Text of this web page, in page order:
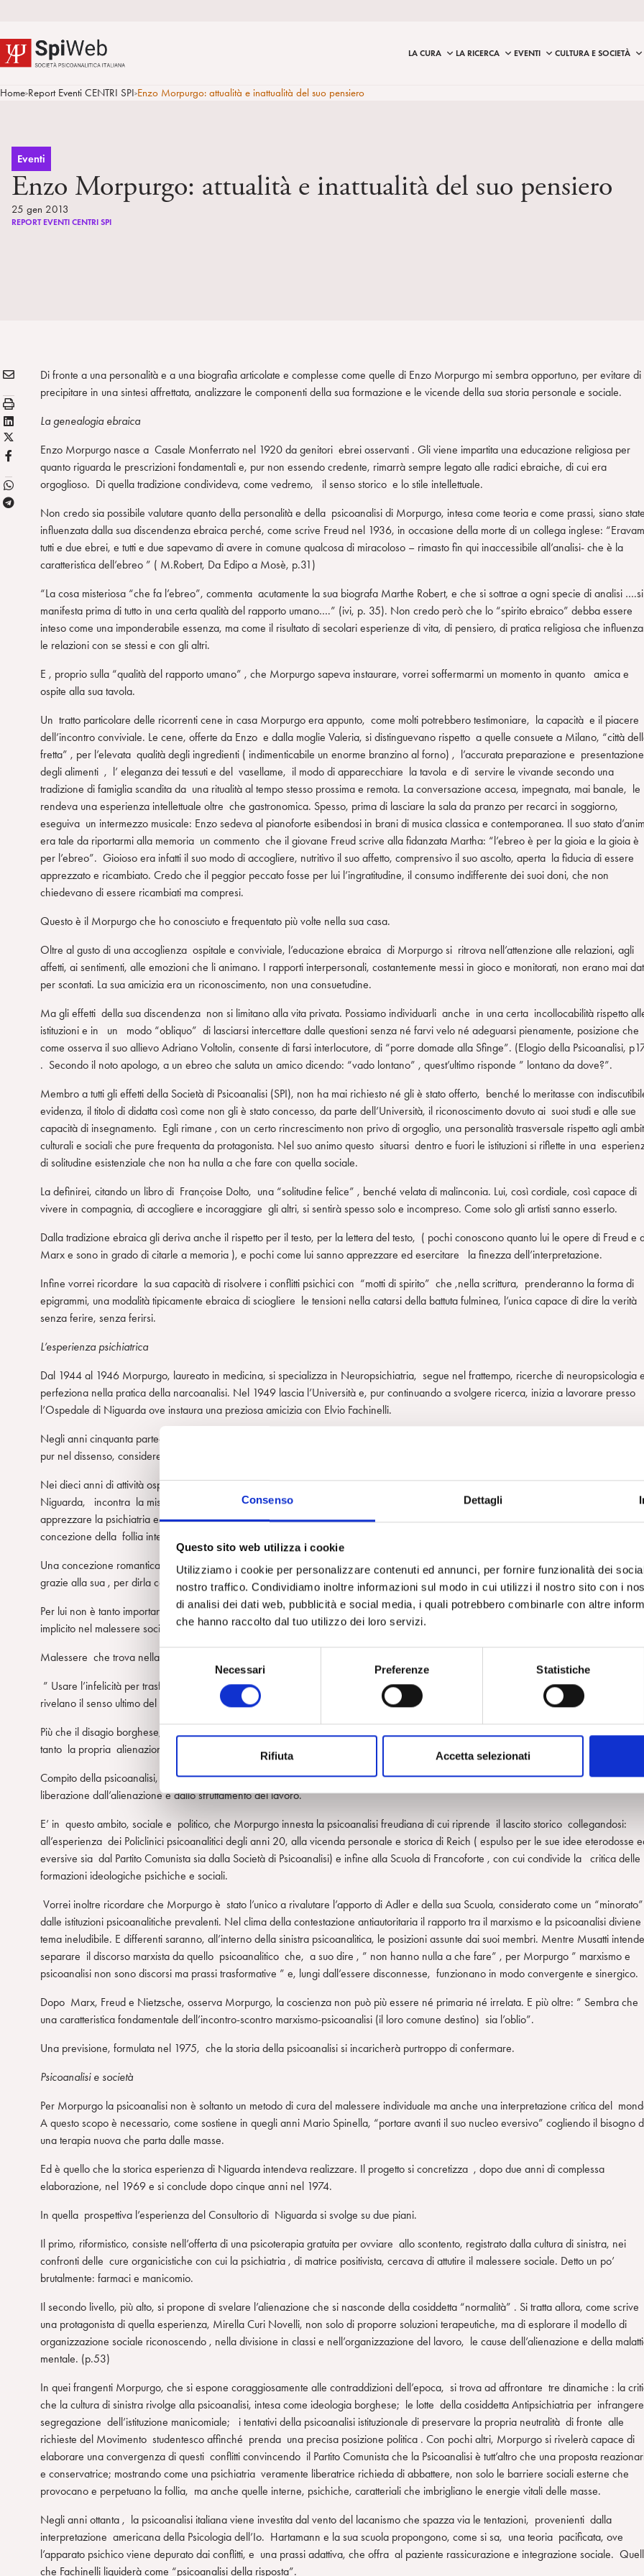
Consenso Dettagli
Questo sito web utilizza i cookie
Utilizziamo i cookie per personalizzare contenuti ed annunci, per fornire funzionalità dei
nostro traffico. Condividiamo inoltre informazioni sul modo in cui utilizzi il nostro sito con i
di analisi dei dati web, pubblicità e social media, i quali potrebbero combinarle con altre
che hanno raccolto dal tuo utilizzo dei loro servizi.
S
l
z
i
e
e
l
c
o
Necessari Preferenze Statistiche
Rifiuta Accetta selezionati
LA CURA LA RICERCA EVENTI CULTURA E SOCIETÀ
Home>Report Eventi CENTRI SPI>Enzo Morpurgo: attualità e inattualità del suo pensiero
Eventi
Enzo Morpurgo: attualità e inattualità del suo pensiero
25 gen 2013
REPORT EVENTI CENTRI SPI
Condividi:
E
A
I
L
S
t
a
m
a
L
i
n
e
d
X
/
w
i
F
T
Di fronte a una personalità e a una biografia articolate e complesse come quelle di Enzo Morpurgo mi sembra opportuno, per evitare di
precipitare in una sintesi affrettata, analizzare le componenti della sua formazione e le vicende della sua storia personale e sociale.
La genealogia ebraica
Enzo Morpurgo nasce a Casale Monferrato nel 1920 da genitori ebrei osservanti . Gli viene impartita una educazione religiosa per
quanto riguarda le prescrizioni fondamentali e, pur non essendo credente, rimarrà sempre legato alle radici ebraiche, di cui era
orgoglioso. Di quella tradizione condivideva, come vedremo, il senso storico e lo stile intellettuale.
Non credo sia possibile valutare quanto della personalità e della psicoanalisi di Morpurgo, intesa come teoria e come prassi, siano state
influenzata dalla sua discendenza ebraica perché, come scrive Freud nel 1936, in occasione della morte di un collega inglese:
tutti e due ebrei, e tutti e due sapevamo di avere in comune qualcosa di miracoloso – rimasto fin qui inaccessibile all’analisi- che è la
caratteristica dell’ebreo ” ( M.Robert, Da Edipo a Mosè, p.31)
“La cosa misteriosa “che fa l’ebreo”, commenta acutamente la sua biografa Marthe Robert, e che si sottrae a ogni specie di analisi ….si
manifesta prima di tutto in una certa qualità del rapporto umano….” (ivi, p. 35). Non credo però che lo “spirito ebraico” debba essere
inteso come una imponderabile essenza, ma come il risultato di secolari esperienze di vita, di pensiero, di pratica religiosa che
le relazioni con se stessi e con gli altri.
E , proprio sulla “qualità del rapporto umano” , che Morpurgo sapeva instaurare, vorrei soffermarmi un momento in quanto amica e
ospite alla sua tavola.
Un tratto particolare delle ricorrenti cene in casa Morpurgo era appunto, come molti potrebbero testimoniare, la capacità e il piacere
dell’incontro conviviale. Le cene, offerte da Enzo e dalla moglie Valeria, si distinguevano rispetto a quelle consuete a Milano, “città
fretta” , per l’elevata qualità degli ingredienti ( indimenticabile un enorme branzino al forno) , l’accurata preparazione e presentazione
degli alimenti , l’ eleganza dei tessuti e del vasellame, il modo di apparecchiare la tavola e di servire le vivande secondo una
tradizione di famiglia scandita da una ritualità al tempo stesso prossima e remota. La conversazione accesa, impegnata, mai banale, le
rendeva una esperienza intellettuale oltre che gastronomica. Spesso, prima di lasciare la sala da pranzo per recarci in soggiorno,
eseguiva un intermezzo musicale: Enzo sedeva al pianoforte esibendosi in brani di musica classica e contemporanea. Il suo stato
era tale da riportarmi alla memoria un commento che il giovane Freud scrive alla fidanzata Martha: “l’ebreo è per la gioia e la gioia è
per l’ebreo”. Gioioso era infatti il suo modo di accogliere, nutritivo il suo affetto, comprensivo il suo ascolto, aperta la fiducia di essere
apprezzato e ricambiato. Credo che il peggior peccato fosse per lui l’ingratitudine, il consumo indifferente dei suoi doni, che non
chiedevano di essere ricambiati ma compresi.
Questo è il Morpurgo che ho conosciuto e frequentato più volte nella sua casa.
Oltre al gusto di una accoglienza ospitale e conviviale, l’educazione ebraica di Morpurgo si ritrova nell’attenzione alle relazioni, agli
affetti, ai sentimenti, alle emozioni che li animano. I rapporti interpersonali, costantemente messi in gioco e monitorati, non erano mai
per scontati. La sua amicizia era un riconoscimento, non una consuetudine.
Ma gli effetti della sua discendenza non si limitano alla vita privata. Possiamo individuarli anche in una certa incollocabilità rispetto
istituzioni e in un modo “obliquo” di lasciarsi intercettare dalle questioni senza né farvi velo né adeguarsi pienamente, posizione che
come osserva il suo allievo Adriano Voltolin, consente di farsi interlocutore, di “porre domade alla Sfinge”. (Elogio della Psicoanalisi,
. Secondo il noto apologo, a un ebreo che saluta un amico dicendo: “vado lontano” , quest’ultimo risponde ” lontano da dove?”.
Membro a tutti gli effetti della Società di Psicoanalisi (SPI), non ha mai richiesto né gli è stato offerto, benché lo meritasse con
evidenza, il titolo di didatta così come non gli è stato concesso, da parte dell’Università, il riconoscimento dovuto ai suoi studi e alle sue
capacità di insegnamento. Egli rimane , con un certo rincrescimento non privo di orgoglio, una personalità trasversale rispetto agli
culturali e sociali che pure frequenta da protagonista. Nel suo animo questo situarsi dentro e fuori le istituzioni si riflette in una
di solitudine esistenziale che non ha nulla a che fare con quella sociale.
La definirei, citando un libro di Françoise Dolto, una “solitudine felice” , benché velata di malinconia. Lui, così cordiale, così capace di
vivere in compagnia, di accogliere e incoraggiare gli altri, si sentirà spesso solo e incompreso. Come solo gli artisti sanno esserlo.
Dalla tradizione ebraica gli deriva anche il rispetto per il testo, per la lettera del testo, ( pochi conoscono quanto lui le opere di Freud e
Marx e sono in grado di citarle a memoria ), e pochi come lui sanno apprezzare ed esercitare la finezza dell’interpretazione.
Infine vorrei ricordare la sua capacità di risolvere i conflitti psichici con “motti di spirito” che ,nella scrittura, prenderanno la forma di
epigrammi, una modalità tipicamente ebraica di sciogliere le tensioni nella catarsi della battuta fulminea, l’unica capace di dire la verità
senza ferire, senza ferirsi.
L’esperienza psichiatrica
Dal 1944 al 1946 Morpurgo, laureato in medicina, si specializza in Neuropsichiatria, segue nel frattempo, ricerche di neuropsicologia
perfeziona nella pratica della narcoanalisi. Nel 1949 lascia l’Università e, pur continuando a svolgere ricerca, inizia a lavorare presso
l’Ospedale di Niguarda ove instaura una preziosa amicizia con Elvio Fachinelli.
Negli anni cinquanta partecipa agli studi di psicologia della scienza, di semeiotica, cibernetica e filosofia. E si avvicina a Musatti che,
pur nel dissenso, considererà sempre un Maestro. Negli anni sessanta inizia l’attività privata come psichiatra e psicoanalista.
Nei dieci anni di attività ospedaliera, Morpurgo, che lavora, con Fachinelli, al pronto soccorso ( reparto Neurodeliri) dell’Ospedale
Niguarda, incontra la miseria sociale e la sofferenza mentale dei degenti psichiatrici. Un impatto forte e duraturo che gli consentirà
apprezzare la psichiatria esistenzialista e di far proprio l’ afflato ideale e la comprensione della follia che essa esprime. Si tratta di una
concezione della follia intesa, non tanto come patologia, quanto come forma di vita.
Una concezione romantica, stigmatizzata dai suoi detrattori come troppo astratta e teorica , che Morpurgo rende concreta e combattiva
grazie alla sua , per dirla con Gadda, ” cognizione del dolore”.
Per lui non è tanto importante rivalutare la follia quanto liberare la coscienza infelice, portatrice di un potenziale critico e trasformativo ,
implicito nel malessere sociale.
Malessere che trova nella classe operaia i suoi attori sociali e ,nei malati mentali, le vittime designate dello sfruttamento capitalistico.
” Usare l’infelicità per trasformare il mondo… Far scoppiare attraverso la prassi le contraddizioni della società” sono dichiarazioni che
rivelano il senso ultimo del suo operare al tempo stesso terapeutico, sociale e politico.
Più che il disagio borghese, che pure ascolta e cura, gli sta a cuore la sofferenza dei lavoratori che sperimentano , nel lavoro di
tanto la propria alienazione quanto un possibile riscatto.
Compito della psicoanalisi, sostiene Morpurgo, è risoggettivare un individuo reificato in sintonia con un più vasto processo politico di
liberazione dall’alienazione e dallo sfruttamento del lavoro.
E’ in questo ambito, sociale e politico, che Morpurgo innesta la psicoanalisi freudiana di cui riprende il lascito storico collegandosi:
all’esperienza dei Policlinici psicoanalitici degli anni 20, alla vicenda personale e storica di Reich ( espulso per le sue idee eterodosse
eversive sia dal Partito Comunista sia dalla Società di Psicoanalisi) e infine alla Scuola di Francoforte , con cui condivide la critica delle
formazioni ideologiche psichiche e sociali.
Vorrei inoltre ricordare che Morpurgo è stato l’unico a rivalutare l’apporto di Adler e della sua Scuola, considerato come un “minorato”
dalle istituzioni psicoanalitiche prevalenti. Nel clima della contestazione antiautoritaria il rapporto tra il marxismo e la psicoanalisi diviene
tema ineludibile. E differenti saranno, all’interno della sinistra psicoanalitica, le posizioni assunte dai suoi membri. Mentre Musatti intende
separare il discorso marxista da quello psicoanalitico che, a suo dire , ” non hanno nulla a che fare” , per Morpurgo ” marxismo e
psicoanalisi non sono discorsi ma prassi trasformative ” e, lungi dall’essere disconnesse, funzionano in modo convergente e sinergico.
Dopo Marx, Freud e Nietzsche, osserva Morpurgo, la coscienza non può più essere né primaria né irrelata. E più oltre: ” Sembra che
una caratteristica fondamentale dell’incontro-scontro marxismo-psicoanalisi (il loro comune destino) sia l’oblio”.
Una previsione, formulata nel 1975, che la storia della psicoanalisi si incaricherà purtroppo di confermare.
Psicoanalisi e società
Per Morpurgo la psicoanalisi non è soltanto un metodo di cura del malessere individuale ma anche una interpretazione critica del
A questo scopo è necessario, come sostiene in quegli anni Mario Spinella, “portare avanti il suo nucleo eversivo” cogliendo il bisogno
una terapia nuova che parta dalle masse.
Ed è quello che la storica esperienza di Niguarda intendeva realizzare. Il progetto si concretizza , dopo due anni di complessa
elaborazione, nel 1969 e si conclude dopo cinque anni nel 1974.
In quella prospettiva l’esperienza del Consultorio di Niguarda si svolge su due piani.
Il primo, riformistico, consiste nell’offerta di una psicoterapia gratuita per ovviare allo scontento, registrato dalla cultura di sinistra, nei
confronti delle cure organicistiche con cui la psichiatria , di matrice positivista, cercava di attutire il malessere sociale. Detto un po’
brutalmente: farmaci e manicomio.
Il secondo livello, più alto, si propone di svelare l’alienazione che si nasconde della cosiddetta “normalità” . Si tratta allora, come scrive
una protagonista di quella esperienza, Mirella Curi Novelli, non solo di proporre soluzioni terapeutiche, ma di esplorare il modello di
organizzazione sociale riconoscendo , nella divisione in classi e nell’organizzazione del lavoro, le cause dell’alienazione e della
mentale. (p.53)
In quei frangenti Morpurgo, che si espone coraggiosamente alle contraddizioni dell’epoca, si trova ad affrontare tre dinamiche : la
che la cultura di sinistra rivolge alla psicoanalisi, intesa come ideologia borghese; le lotte della cosiddetta Antipsichiatria per
segregazione dell’istituzione manicomiale; i tentativi della psicoanalisi istituzionale di preservare la propria neutralità di fronte alle
richieste del Movimento studentesco affinché prenda una precisa posizione politica . Con pochi altri, Morpurgo si rivelerà capace di
elaborare una convergenza di questi conflitti convincendo il Partito Comunista che la Psicoanalisi è tutt’altro che una proposta
e conservatrice; mostrando come una psichiatria veramente liberatrice richieda di abbattere, non solo le barriere sociali esterne che
provocano e perpetuano la follia, ma anche quelle interne, psichiche, caratteriali che imbrigliano le energie vitali delle masse.
Negli anni ottanta , la psicoanalisi italiana viene investita dal vento del lacanismo che spazza via le tentazioni, provenienti dalla
interpretazione americana della Psicologia dell’Io. Hartamann e la sua scuola propongono, come si sa, una teoria pacificata, ove
l’apparato psichico viene depurato dai conflitti, e una prassi adattiva, che offra al paziente rassicurazione e integrazione sociale.
che Fachinelli liquiderà come “psicoanalisi della risposta”.